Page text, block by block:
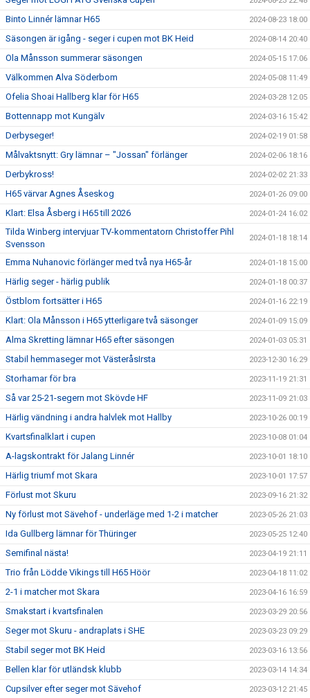
Binto Linnér lämnar H65 2024-08-23 18:00
Säsongen är igång - seger i cupen mot BK Heid 2024-08-14 20:40
Ola Månsson summerar säsongen 2024-05-15 17:06
Välkommen Alva Söderbom 2024-05-08 11:49
Ofelia Shoai Hallberg klar för H65 2024-03-28 12:05
Bottennapp mot Kungälv 2024-03-16 15:42
Derbyseger! 2024-02-19 01:58
Målvaktsnytt: Gry lämnar – "Jossan" förlänger 2024-02-06 18:16
Derbykross! 2024-02-02 21:33
H65 värvar Agnes Åseskog 2024-01-26 09:00
Klart: Elsa Åsberg i H65 till 2026 2024-01-24 16:02
Tilda Winberg intervjuar TV-kommentatorn Christoffer Pihl
Svensson
2024-01-18 18:14
Emma Nuhanovic förlänger med två nya H65-år 2024-01-18 15:00
Härlig seger - härlig publik 2024-01-18 00:37
Östblom fortsätter i H65 2024-01-16 22:19
Klart: Ola Månsson i H65 ytterligare två säsonger 2024-01-09 15:09
Alma Skretting lämnar H65 efter säsongen 2024-01-03 05:31
Stabil hemmaseger mot VästeråsIrsta 2023-12-30 16:29
Storhamar för bra 2023-11-19 21:31
Så var 25-21-segern mot Skövde HF 2023-11-09 21:03
Härlig vändning i andra halvlek mot Hallby 2023-10-26 00:19
Kvartsfinalklart i cupen 2023-10-08 01:04
A-lagskontrakt för Jalang Linnér 2023-10-01 18:10
Härlig triumf mot Skara 2023-10-01 17:57
Förlust mot Skuru 2023-09-16 21:32
Ny förlust mot Sävehof - underläge med 1-2 i matcher 2023-05-26 21:03
Ida Gullberg lämnar för Thüringer 2023-05-25 12:40
Semifinal nästa! 2023-04-19 21:11
Trio från Lödde Vikings till H65 Höör 2023-04-18 11:02
2-1 i matcher mot Skara 2023-04-16 16:59
Smakstart i kvartsfinalen 2023-03-29 20:56
Seger mot Skuru - andraplats i SHE 2023-03-23 09:29
Stabil seger mot BK Heid 2023-03-16 13:56
Bellen klar för utländsk klubb 2023-03-14 14:34
Cupsilver efter seger mot Sävehof 2023-03-12 21:45